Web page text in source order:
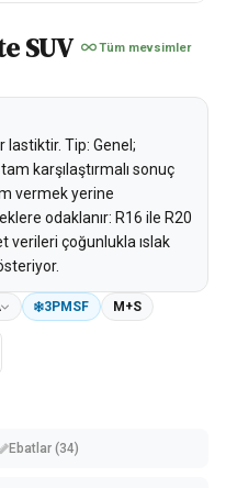
SUV Tüm mevsimler
lastiktir. Tip: Genel;
karşılaştırmalı sonuç
vermek yerine
odaklanır: R16 ile R20
verileri çoğunlukla ıslak
3PMSF M+S
Ebatlar (34)